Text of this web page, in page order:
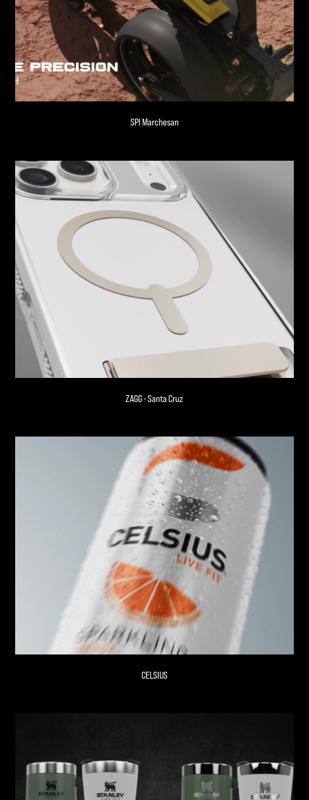
SPI Marchesan
ZAGG - Santa Cruz
CELSIUS